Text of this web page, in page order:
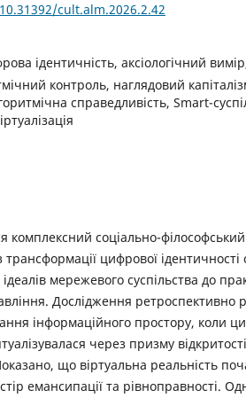
cult.alm.2026.2.42
ідентичність, аксіологічний
контроль, наглядовий
справедливість, Smart-
комплексний соціально-
трансформації цифрової ідентичності
мережевого суспільства до
Дослідження ретроспективно
інформаційного простору, коли
через призму
що віртуальна реальність
емансипації та рівноправності.